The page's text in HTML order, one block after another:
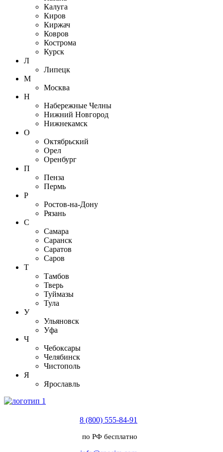
Калуга
Киров
Киржач
Ковров
Кострома
Курск
Л
Липецк
М
Москва
Н
Набережные Челны
Нижний Новгород
Нижнекамск
О
Октябрьский
Орел
Оренбург
П
Пенза
Пермь
Р
Ростов-на-Дону
Рязань
С
Самара
Саранск
Саратов
Саров
Т
Тамбов
Тверь
Туймазы
Тула
У
Ульяновск
Уфа
Ч
Чебоксары
Челябинск
Чистополь
Я
Ярославль
8 (800) 555-84-91
по РФ бесплатно